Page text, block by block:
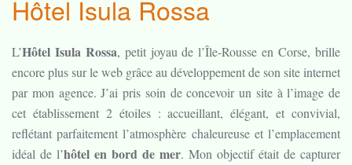
Hôtel Isula Rossa
L’Hôtel Isula Rossa, petit joyau de l’Île-Rousse en Corse, brille
encore plus sur le web grâce au développement de son site internet
par mon agence. J’ai pris soin de concevoir un site à l’image de
cet établissement 2 étoiles : accueillant, élégant, et convivial,
reflétant parfaitement l’atmosphère chaleureuse et l’emplacement
idéal de l’hôtel en bord de mer. Mon objectif était de capturer